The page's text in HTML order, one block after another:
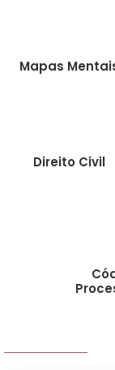
Mapas
Direito Civil